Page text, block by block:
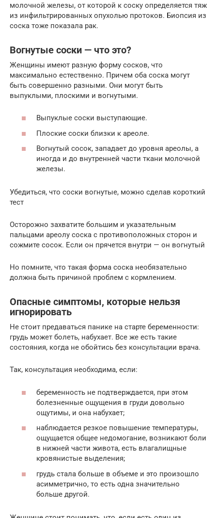
молочной железы, от которой к соску определяется тяж
из инфильтрированных опухолью протоков. Биопсия из
соска тоже показала рак.
Вогнутые соски — что это?
Женщины имеют разную форму сосков, что
максимально естественно. Причем оба соска могут
быть совершенно разными. Они могут быть
выпуклыми, плоскими и вогнутыми.
Выпуклые соски выступающие.
Плоские соски близки к ареоле.
Вогнутый сосок, западает до уровня ареолы, а
иногда и до внутренней части ткани молочной
железы.
Убедиться, что соски вогнутые, можно сделав короткий
тест
Осторожно захватите большим и указательным
пальцами ареолу соска с противоположных сторон и
сожмите сосок. Если он прячется внутри — он вогнутый
Но помните, что такая форма соска необязательно
должна быть причиной проблем с кормлением.
Опасные симптомы, которые нельзя
игнорировать
Не стоит предаваться панике на старте беременности:
грудь может болеть, набухает. Все же есть такие
состояния, когда не обойтись без консультации врача.
Так, консультация необходима, если:
беременность не подтверждается, при этом
болезненные ощущения в груди довольно
ощутимы, и она набухает;
наблюдается резкое повышение температуры,
ощущается общее недомогание, возникают боли
в нижней части живота, есть влагалищные
кровянистые выделения;
грудь стала больше в объеме и это произошло
асимметрично, то есть одна значительно
больше другой.